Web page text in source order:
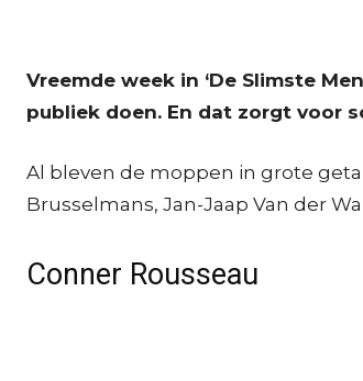
Vreemde week in ‘De Slimste
publiek doen. En dat zorgt voor
Al bleven de moppen in grote
Brusselmans, Jan-Jaap Van der
Conner Rousseau